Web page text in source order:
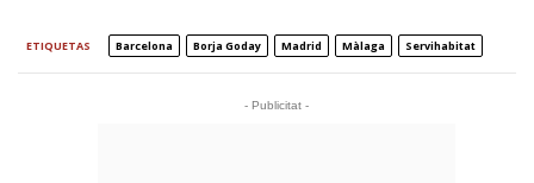
ETIQUETAS Barcelona Borja Goday Madrid Màlaga Servihabitat
- Publicitat -